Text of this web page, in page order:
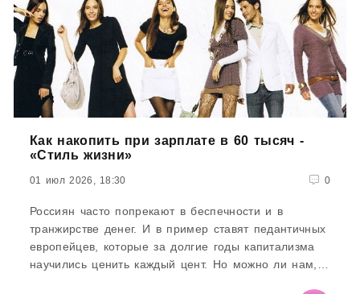
Как накопить при зарплате в 60 тысяч -
«Стиль жизни»
01 июл 2026, 18:30 0
Россиян часто попрекают в беспечности и в
транжирстве денег. И в пример ставят педантичных
европейцев, которые за долгие годы капитализма
научились ценить каждый цент. Но можно ли нам,